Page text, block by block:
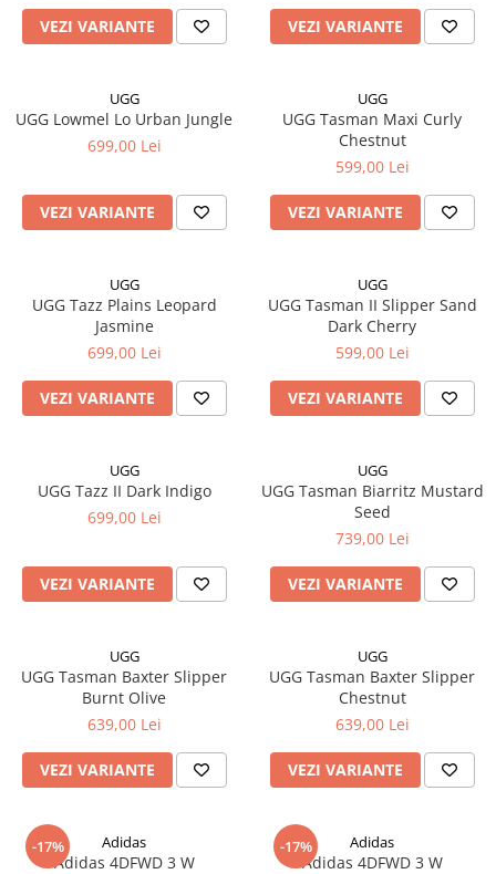
VEZI VARIANTE VEZI VARIANTE
UGG
UGG Lowmel Lo Urban Jungle
699,00 Lei
VEZI VARIANTE
UGG
UGG Tasman Maxi Curly
Chestnut
599,00 Lei
VEZI VARIANTE
UGG
UGG Tazz Plains Leopard
Jasmine
699,00 Lei
VEZI VARIANTE
UGG
UGG Tasman II Slipper Sand
Dark Cherry
599,00 Lei
VEZI VARIANTE
UGG
UGG Tazz II Dark Indigo
699,00 Lei
VEZI VARIANTE
UGG
UGG Tasman Biarritz Mustard
Seed
739,00 Lei
VEZI VARIANTE
UGG
UGG Tasman Baxter Slipper
Burnt Olive
639,00 Lei
VEZI VARIANTE
UGG
UGG Tasman Baxter Slipper
Chestnut
639,00 Lei
VEZI VARIANTE
-17% Adidas
Adidas 4DFWD 3 W
-17% Adidas
Adidas 4DFWD 3 W